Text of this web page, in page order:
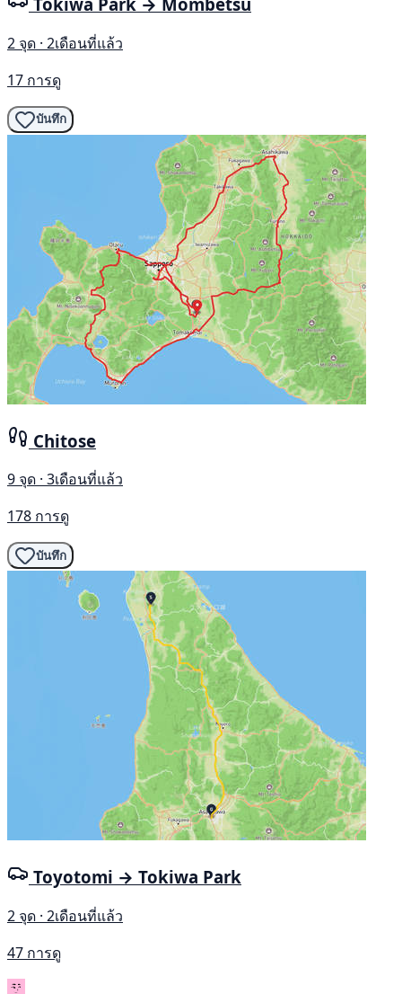
2 จุด · 2เดือนที่แล้ว
17 การดู
บันทึก
Chitose
9 จุด · 3เดือนที่แล้ว
178 การดู
บันทึก
Toyotomi → Tokiwa Park
2 จุด · 2เดือนที่แล้ว
47 การดู